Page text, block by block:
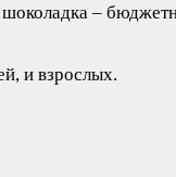
–
и взрослых.